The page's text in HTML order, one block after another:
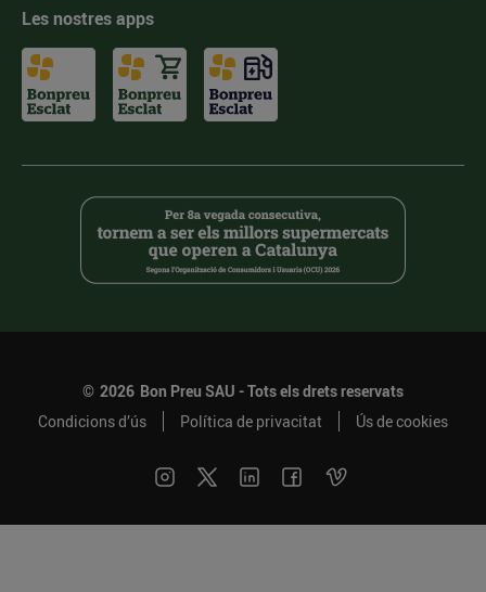
Les nostres apps
© 2026 Bon Preu SAU - Tots els drets reservats
Condicions d’ús
Política de privacitat Ús de cookies